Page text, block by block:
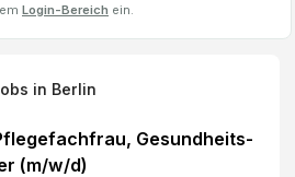
Login-Bereich ein.
in Berlin
Gesundheits-
(m/w/d)